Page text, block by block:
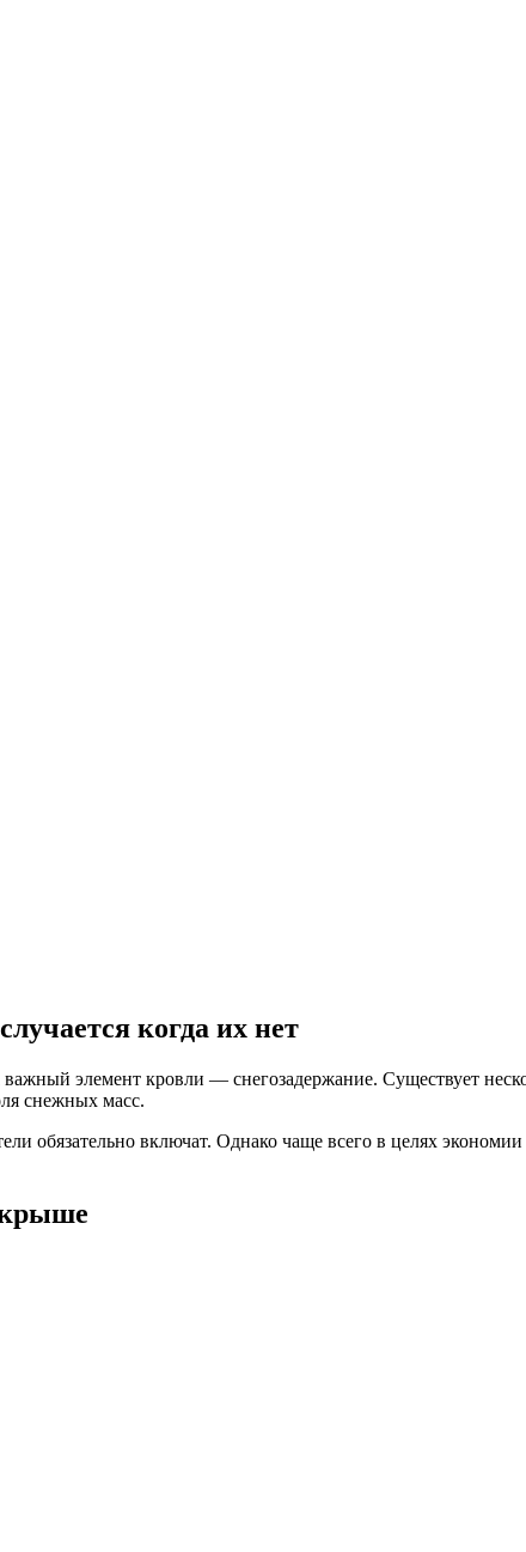
когда их нет
элемент кровли — снегозадержание. Существует
снежных масс.
обязательно включат. Однако чаще всего в целях
крыше